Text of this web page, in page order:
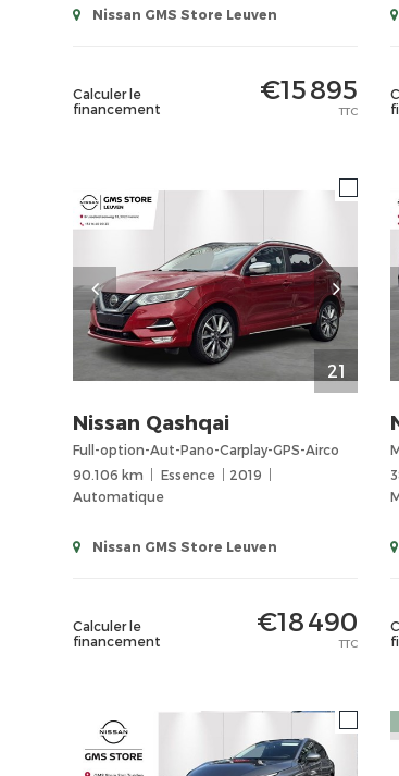
Nissan GMS Store Leuven
Calculer le
financement
€15 895
TTC
21
Nissan Qashqai
Full-option-Aut-Pano-Carplay-GPS-Airco
90.106 km
Essence
2019
Automatique
Nissan GMS Store Leuven
Calculer le
financement
€18 490
TTC